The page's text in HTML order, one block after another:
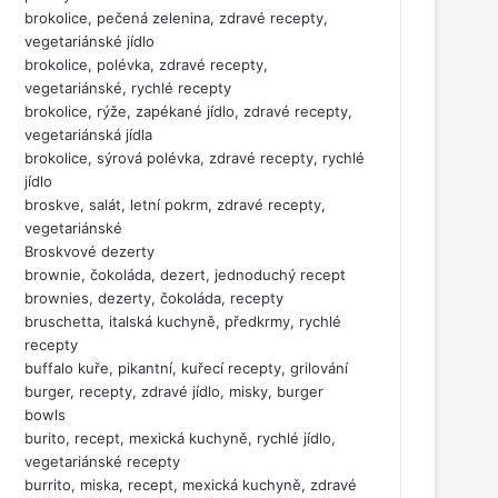
brokolice, pečená zelenina, zdravé recepty,
vegetariánské jídlo
brokolice, polévka, zdravé recepty,
vegetariánské, rychlé recepty
brokolice, rýže, zapékané jídlo, zdravé recepty,
vegetariánská jídla
brokolice, sýrová polévka, zdravé recepty, rychlé
jídlo
broskve, salát, letní pokrm, zdravé recepty,
vegetariánské
Broskvové dezerty
brownie, čokoláda, dezert, jednoduchý recept
brownies, dezerty, čokoláda, recepty
bruschetta, italská kuchyně, předkrmy, rychlé
recepty
buffalo kuře, pikantní, kuřecí recepty, grilování
burger, recepty, zdravé jídlo, misky, burger
bowls
burito, recept, mexická kuchyně, rychlé jídlo,
vegetariánské recepty
burrito, miska, recept, mexická kuchyně, zdravé